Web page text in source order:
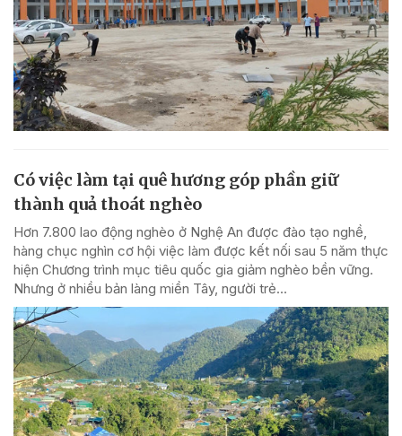
Có việc làm tại quê hương góp phần giữ
thành quả thoát nghèo
Hơn 7.800 lao động nghèo ở Nghệ An được đào tạo nghề,
hàng chục nghìn cơ hội việc làm được kết nối sau 5 năm thực
hiện Chương trình mục tiêu quốc gia giảm nghèo bền vững.
Nhưng ở nhiều bản làng miền Tây, người trẻ...